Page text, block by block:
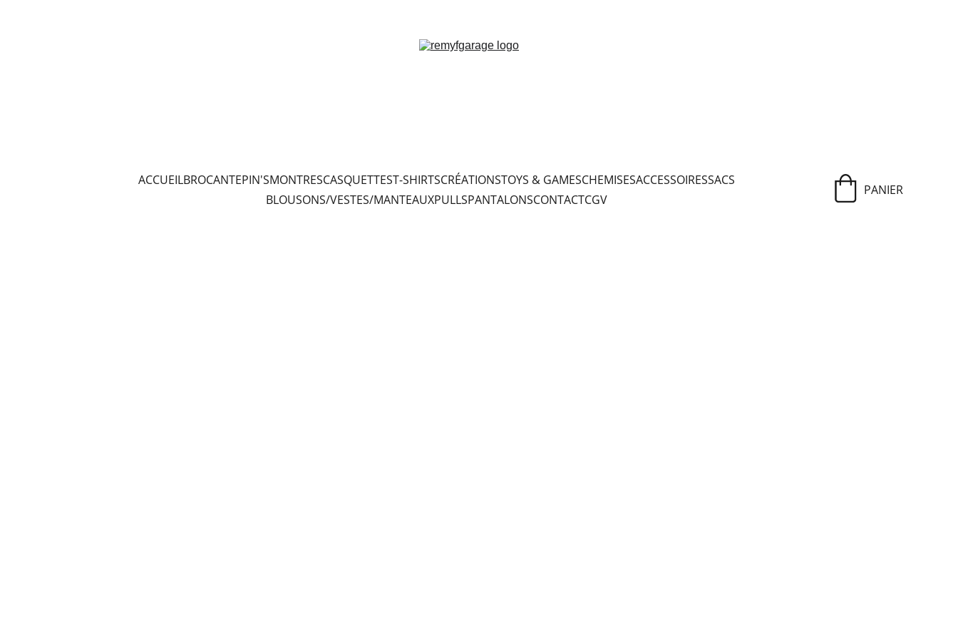
ACCUEILBROCANTEPIN'SMONTRESCASQUETTEST-SHIRTSCRÉATIONSTOYS & GAMESCHEMISESACCESSOIRESSACS
BLOUSONS/VESTES/MANTEAUXPULLSPANTALONSCONTACTCGV
PANIER